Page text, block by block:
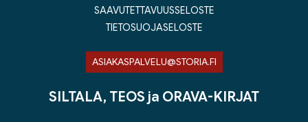
SAAVUTETTAVUUSSELOSTE
TIETOSUOJASELOSTE
ASIAKASPALVELU@STORIA.FI
SILTALA, TEOS ja ORAVA-KIRJAT